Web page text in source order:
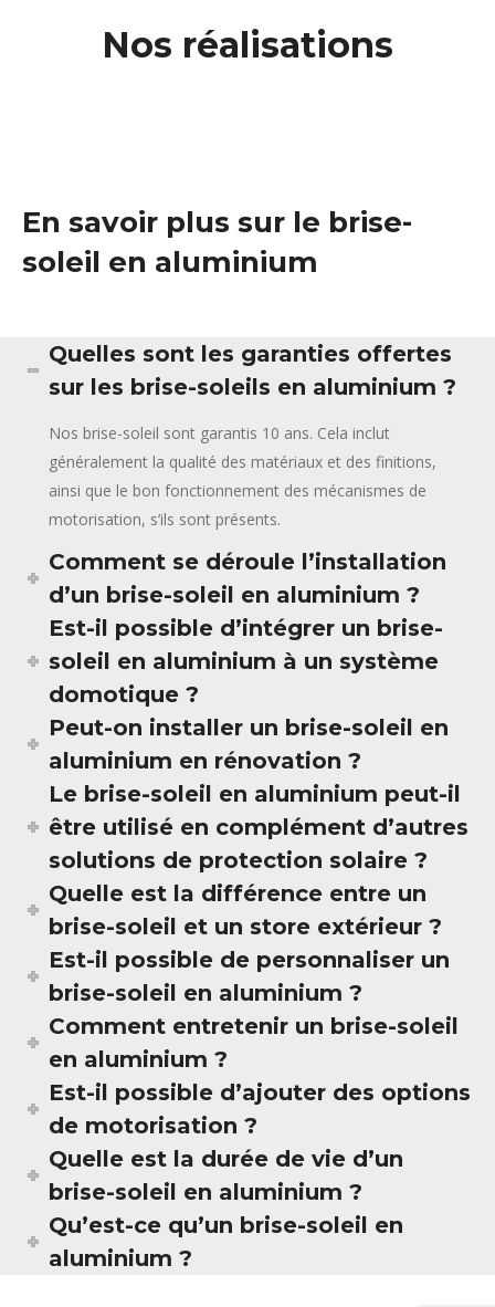
Nos réalisations
En savoir plus sur le brise-
soleil en aluminium
Quelles sont les garanties offertes
sur les brise-soleils en aluminium ?
Nos brise-soleil sont garantis 10 ans. Cela inclut
généralement la qualité des matériaux et des finitions,
ainsi que le bon fonctionnement des mécanismes de
motorisation, s’ils sont présents.
Comment se déroule l’installation
d’un brise-soleil en aluminium ?
Est-il possible d’intégrer un brise-
soleil en aluminium à un système
domotique ?
Peut-on installer un brise-soleil en
aluminium en rénovation ?
Le brise-soleil en aluminium peut-il
être utilisé en complément d’autres
solutions de protection solaire ?
Quelle est la différence entre un
brise-soleil et un store extérieur ?
Est-il possible de personnaliser un
brise-soleil en aluminium ?
Comment entretenir un brise-soleil
en aluminium ?
Est-il possible d’ajouter des options
de motorisation ?
Quelle est la durée de vie d’un
brise-soleil en aluminium ?
Qu’est-ce qu’un brise-soleil en
aluminium ?